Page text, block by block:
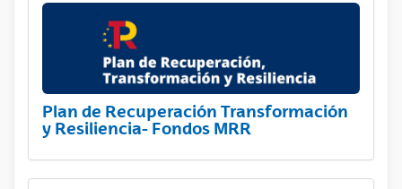
Plan de Recuperación Transformación
y Resiliencia- Fondos MRR